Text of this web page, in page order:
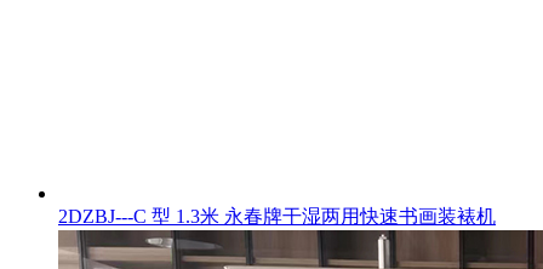
2DZBJ---C 型 1.3米 永春牌干湿两用快速书画装裱机